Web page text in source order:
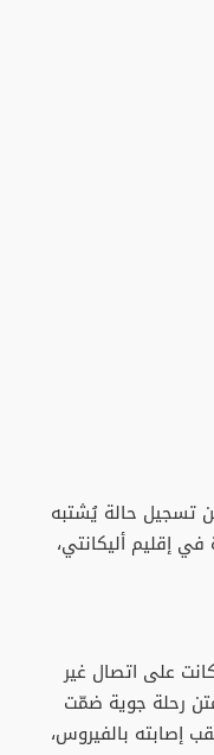
تسجيل حالة يُشتبه
إقليم أليكانتي،
على اتصال غير
رحلة جوية ضمّت
إصابته بالفيروس،